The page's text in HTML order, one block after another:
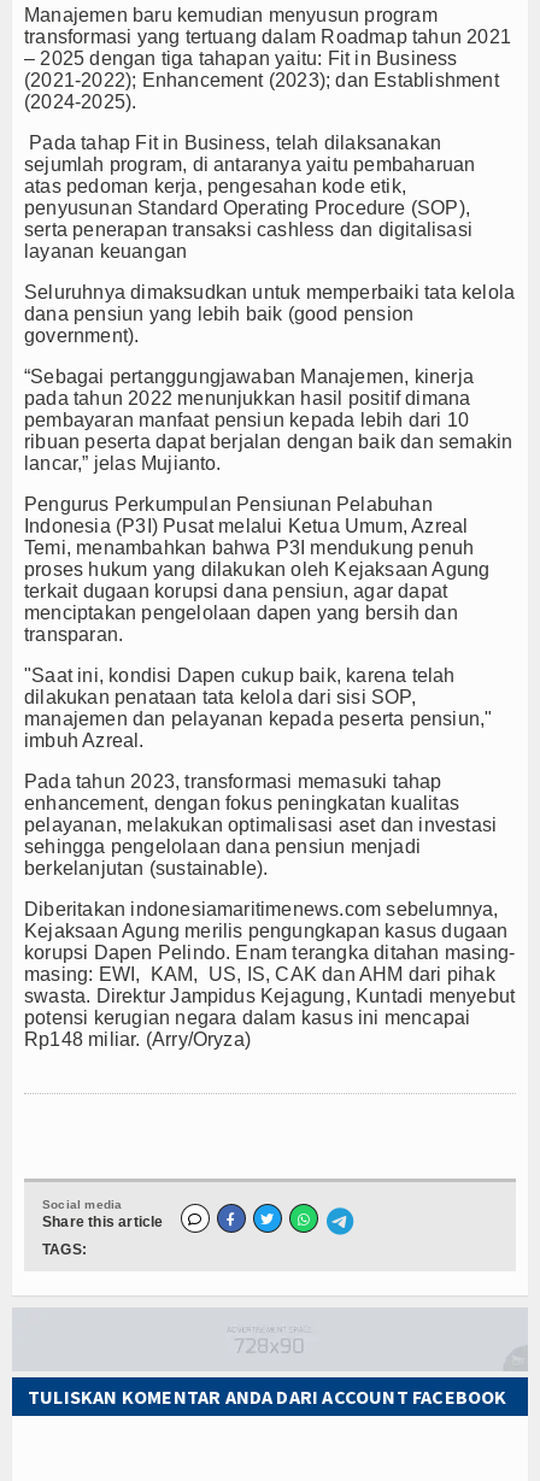
Manajemen baru kemudian menyusun program
transformasi yang tertuang dalam Roadmap tahun 2021
– 2025 dengan tiga tahapan yaitu: Fit in Business
(2021-2022); Enhancement (2023); dan Establishment
(2024-2025).
Pada tahap Fit in Business, telah dilaksanakan
sejumlah program, di antaranya yaitu pembaharuan
atas pedoman kerja, pengesahan kode etik,
penyusunan Standard Operating Procedure (SOP),
serta penerapan transaksi cashless dan digitalisasi
layanan keuangan
Seluruhnya dimaksudkan untuk memperbaiki tata kelola
dana pensiun yang lebih baik (good pension
government).
“Sebagai pertanggungjawaban Manajemen, kinerja
pada tahun 2022 menunjukkan hasil positif dimana
pembayaran manfaat pensiun kepada lebih dari 10
ribuan peserta dapat berjalan dengan baik dan semakin
lancar,” jelas Mujianto.
Pengurus Perkumpulan Pensiunan Pelabuhan
Indonesia (P3I) Pusat melalui Ketua Umum, Azreal
Temi, menambahkan bahwa P3I mendukung penuh
proses hukum yang dilakukan oleh Kejaksaan Agung
terkait dugaan korupsi dana pensiun, agar dapat
menciptakan pengelolaan dapen yang bersih dan
transparan.
"Saat ini, kondisi Dapen cukup baik, karena telah
dilakukan penataan tata kelola dari sisi SOP,
manajemen dan pelayanan kepada peserta pensiun,"
imbuh Azreal.
Pada tahun 2023, transformasi memasuki tahap
enhancement, dengan fokus peningkatan kualitas
pelayanan, melakukan optimalisasi aset dan investasi
sehingga pengelolaan dana pensiun menjadi
berkelanjutan (sustainable).
Diberitakan indonesiamaritimenews.com sebelumnya,
Kejaksaan Agung merilis pengungkapan kasus dugaan
korupsi Dapen Pelindo. Enam terangka ditahan masing-
masing: EWI, KAM, US, IS, CAK dan AHM dari pihak
swasta. Direktur Jampidus Kejagung, Kuntadi menyebut
potensi kerugian negara dalam kasus ini mencapai
Rp148 miliar. (Arry/Oryza)
Social media
Share this article
TAGS:
TULISKAN KOMENTAR ANDA DARI ACCOUNT FACEBOOK